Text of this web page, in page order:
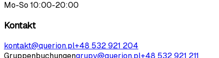
Mo-So 10:00-20:00
Kontakt
kontakt@querion.pl+48 532 921 204
Gruppenbuchungengrupy@querion.pl+48 532 921 211